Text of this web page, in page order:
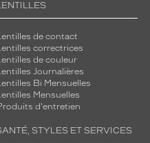
de contact
correctrices
de couleur
Journalières
Bi Mensuelles
Mensuelles
d'entretien
STYLES ET SERVICES